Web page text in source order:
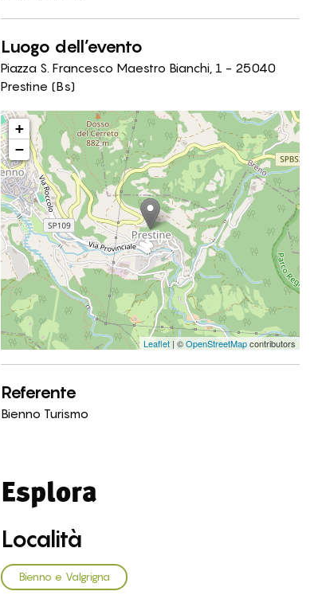
Luogo dell’evento
Piazza S. Francesco Maestro Bianchi, 1 - 25040
Prestine (Bs)
+
−
Leaflet | ©OpenStreetMapcontributors
Referente
Bienno Turismo
Esplora
Località
Bienno e Valgrigna